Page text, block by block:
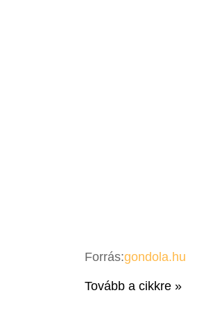
Forrás:gondola.hu
Tovább a cikkre »